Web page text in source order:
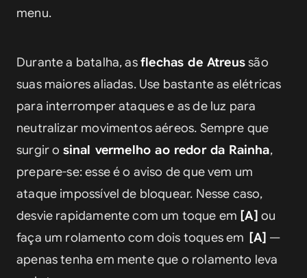
menu.
Durante a batalha, as flechas de Atreus são
suas maiores aliadas. Use bastante as elétricas
para interromper ataques e as de luz para
neutralizar movimentos aéreos. Sempre que
surgir o sinal vermelho ao redor da Rainha,
prepare-se: esse é o aviso de que vem um
ataque impossível de bloquear. Nesse caso,
desvie rapidamente com um toque em [A] ou
faça um rolamento com dois toques em [A] —
apenas tenha em mente que o rolamento leva